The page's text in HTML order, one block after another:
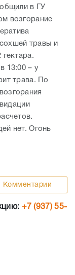
в ГУ
возгорание
травы и
13:00 – у
трава. По
нет. Огонь
Комментарии
+7 (937) 55-